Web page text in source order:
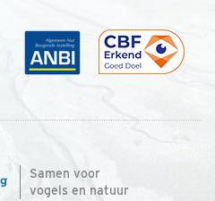
Samen voor
vogels en natuur